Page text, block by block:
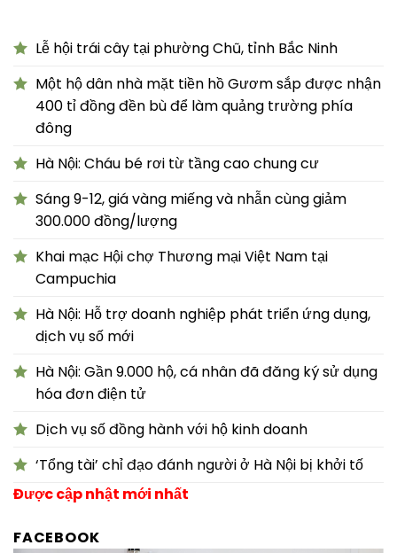
Lễ hội trái cây tại phường Chũ, tỉnh Bắc Ninh
Một hộ dân nhà mặt tiền hồ Gươm sắp được nhận
400 tỉ đồng đền bù để làm quảng trường phía
đông
Hà Nội: Cháu bé rơi từ tầng cao chung cư
Sáng 9-12, giá vàng miếng và nhẫn cùng giảm
300.000 đồng/lượng
Khai mạc Hội chợ Thương mại Việt Nam tại
Campuchia
Hà Nội: Hỗ trợ doanh nghiệp phát triển ứng dụng,
dịch vụ số mới
Hà Nội: Gần 9.000 hộ, cá nhân đã đăng ký sử dụng
hóa đơn điện tử
Dịch vụ số đồng hành với hộ kinh doanh
‘Tổng tài’ chỉ đạo đánh người ở Hà Nội bị khởi tố
Được cập nhật mới nhất
FACEBOOK